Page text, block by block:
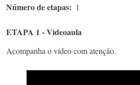
Número de etapas 1
ETAPA 1 - Videoaula
Acompanha o vídeo com atenção.